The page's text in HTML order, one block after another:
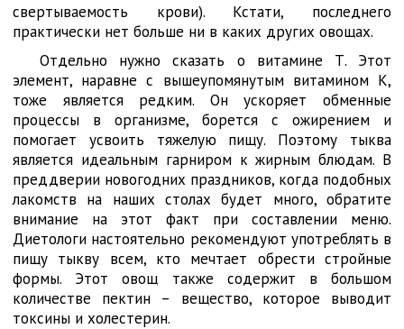
свертываемость крови). Кстати, последнего
практически нет больше ни в каких других овощах.
Отдельно нужно сказать о витамине Т. Этот
элемент, наравне с вышеупомянутым витамином К,
тоже является редким. Он ускоряет обменные
процессы в организме, борется с ожирением и
помогает усвоить тяжелую пищу. Поэтому тыква
является идеальным гарниром к жирным блюдам. В
преддверии новогодних праздников, когда подобных
лакомств на наших столах будет много, обратите
внимание на этот факт при составлении меню.
Диетологи настоятельно рекомендуют употреблять в
пищу тыкву всем, кто мечтает обрести стройные
формы. Этот овощ также содержит в большом
количестве пектин – вещество, которое выводит
токсины и холестерин.